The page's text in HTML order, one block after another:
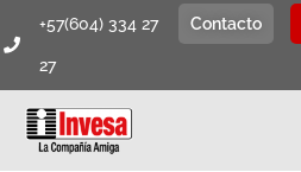
+57(604) 334 27
27
Contacto